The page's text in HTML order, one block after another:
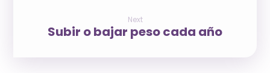
Next
Subir o bajar peso cada año